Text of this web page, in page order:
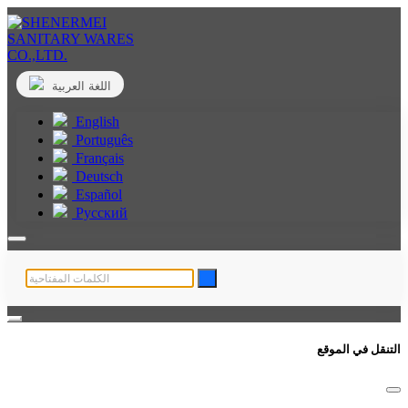
اللغة العربية
English
Português
Français
Deutsch
Español
Русский
التنقل في الموقع